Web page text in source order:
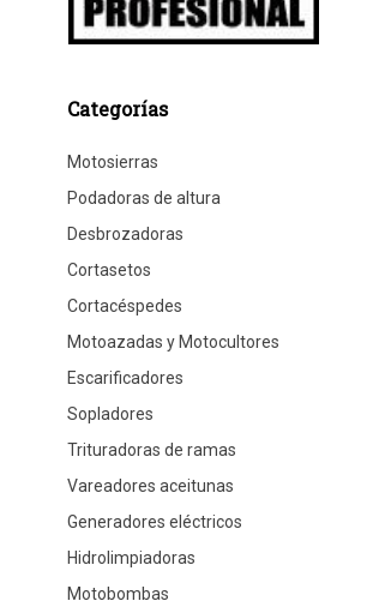
Categorías
Motosierras
Podadoras de altura
Desbrozadoras
Cortasetos
Cortacéspedes
Motoazadas y Motocultores
Escarificadores
Sopladores
Trituradoras de ramas
Vareadores aceitunas
Generadores eléctricos
Hidrolimpiadoras
Motobombas